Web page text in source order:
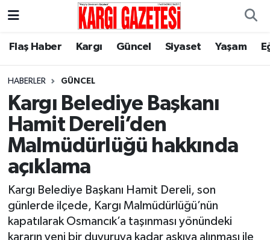
Flaş Haber Kargı Güncel Siyaset Yaşam
HABERLER GÜNCEL
Kargı Belediye Başkanı
Hamit Dereli’den
Malmüdürlüğü hakkında
açıklama
Kargı Belediye Başkanı Hamit Dereli, son
günlerde ilçede, Kargı Malmüdürlüğü’nün
kapatılarak Osmancık’a taşınması yönündeki
kararın yeni bir duyuruya kadar askıya alınması ile
Flaş Haber
Kargı
Güncel
Siyaset
Yaşam
Eğitim
Nöbetçi Eczaneler
Hava Durumu
Çorum Namaz Vakitleri
Trafik Durumu
Süper Lig Puan Durumu ve Fikstür
Tüm Manşetler